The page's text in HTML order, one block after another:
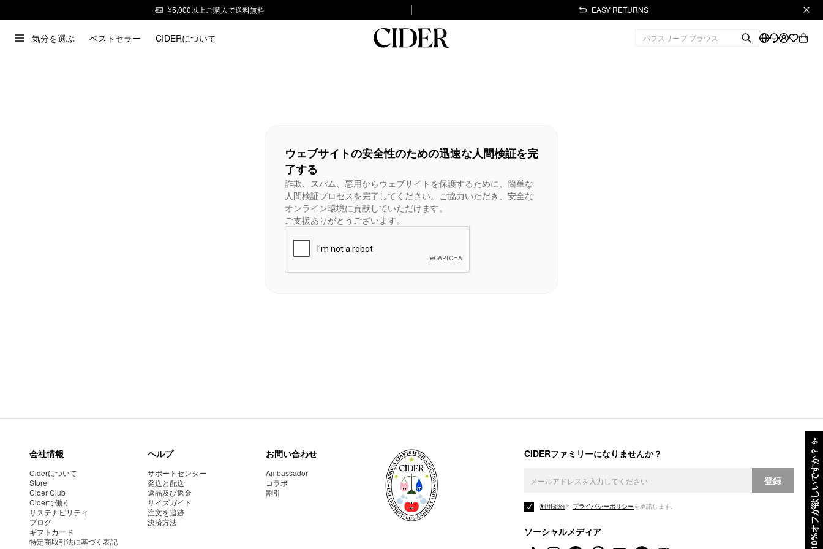
¥5,000以上ご購入で送料無料 EASY RETURNS
気分を選ぶ ベストセラー CIDERについて
10%オフが欲しいですか？
✨
ウェブサイトの安全性のための迅速な人間検証を完
了する
詐欺、スパム、悪用からウェブサイトを保護するために、簡単な
人間検証プロセスを完了してください。ご協力いただき、安全な
オンライン環境に貢献していただけます。
ご支援ありがとうございます。
会社情報
Ciderについて
Store
Cider Club
Ciderで働く
サステナビリティ
ブログ
ギフトカード
特定商取引法に基づく表記
ヘルプ
サポートセンター
発送と配送
返品及び返金
サイズガイド
注文を追跡
決済方法
お問い合わせ
Ambassador
コラボ
割引
CIDERファミリーになりませんか？
登録
利用規約と プライバシーポリシーを承諾します。
ソーシャルメディア